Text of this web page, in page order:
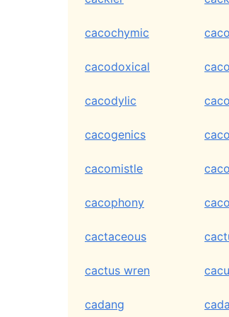
cacochymic
cacodoxical
cacodylic
cacogenics
cacomistle
cacophony
cactaceous
cactus wren
cadang